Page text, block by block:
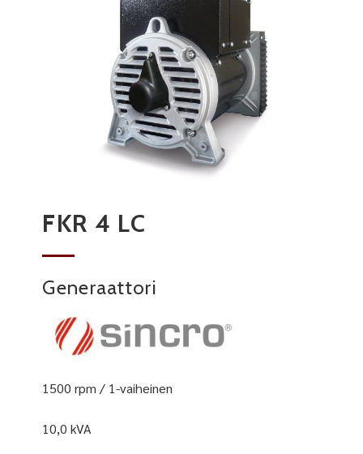
FKR 4 LC
Generaattori
1500 rpm / 1-vaiheinen
10,0 kVA